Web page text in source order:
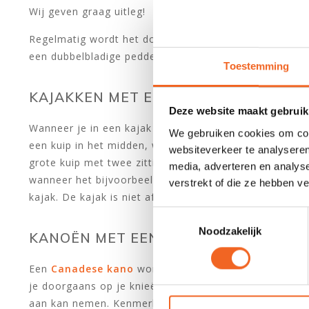
Toestemming
Deze website maakt
We gebruiken cookies om
websiteverkeer te
media, adverteren en
verstrekt of die ze hebben
Noodzakelijk
Wij geven graag uitleg!
Regelmatig wordt het door elkaar gehaald. Wat is nu
een dubbelbladige peddel en een kano heeft een
KAJAKKEN MET EEN DUBBELBLADIGE
Wanneer je in een kajak stapt zal je je
een kuip in het midden, waar ook de zitting is
grote kuip met twee zittingen erin. De kuip van een
wanneer het bijvoorbeeld regent tijdens het
kajak. De kajak is niet afgesloten en je klimt
KANOËN MET EEN ENKELBLADIGE
Een Canadese kano wordt bevaren met een
je doorgaans op je knieën tijdens het peddelen.
aan kan nemen. Kenmerkend voor een Canadese